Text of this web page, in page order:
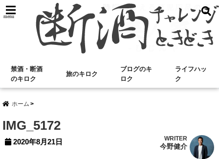
menu
禁酒・断酒
のキロク
旅のキロク
ブログのキ
ロク
ライフハッ
ク
ホーム
IMG_5172
2020年8月21日 WRITER
今野健介